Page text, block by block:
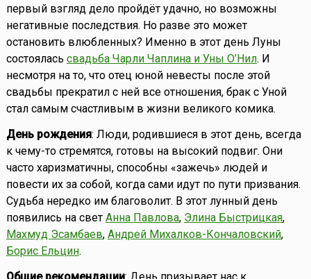
первый взгляд дело пройдёт удачно, но возможны
негативные последствия. Но разве это может
остановить влюбленных? Именно в этот день Луны
состоялась свадьба Чарли Чаплина и Уны О’Нил. И
несмотря на то, что отец юной невесты после этой
свадьбы прекратил с ней все отношения, брак с Уной
стал самым счастливым в жизни великого комика.
День рождения: Люди, родившиеся в этот день, всегда
к чему-то стремятся, готовы на высокий подвиг. Они
часто харизматичны, способны «зажечь» людей и
повести их за собой, когда сами идут по пути призвания.
Судьба нередко им благоволит. В этот лунный день
появились на свет Анна Павлова, Элина Быстрицкая,
Махмуд Эсамбаев, Андрей Михалков-Кончаловский,
Борис Ельцин.